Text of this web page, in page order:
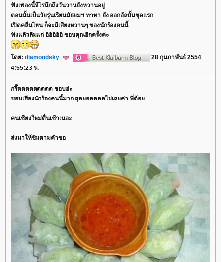
ฟังเพลงนี้ทีไรนึกถึงวันวานยังหวานอยู่
ตอนนั้นเป็นวัยรุ่นเรียนมัธยมฯ ทาทา ยัง ออกอัลบั้มชุดแรก
เปิดคลื่นไหน ก็จะมีเสียงหวานๆ ของนักร้องคนนี้
ฟังแล้วลืมแก่ อิอิอิอิอิ ขอบคุณอีกครั้งค่ะ
ดย: diamondsky
28 กุมภาพันธ์ 2554
4:55:23 น.
กรี๊ดดดดดดดดด ชอบอ่ะ
ชอบเสียงนักร้องคนนี้มาก สุดยอดดดดไปเลยค่า พี่ต้อ
คนเชียงใหม่ตื่นเช้าเนอะ
ส่งมาให้ชิมตามคำขอ